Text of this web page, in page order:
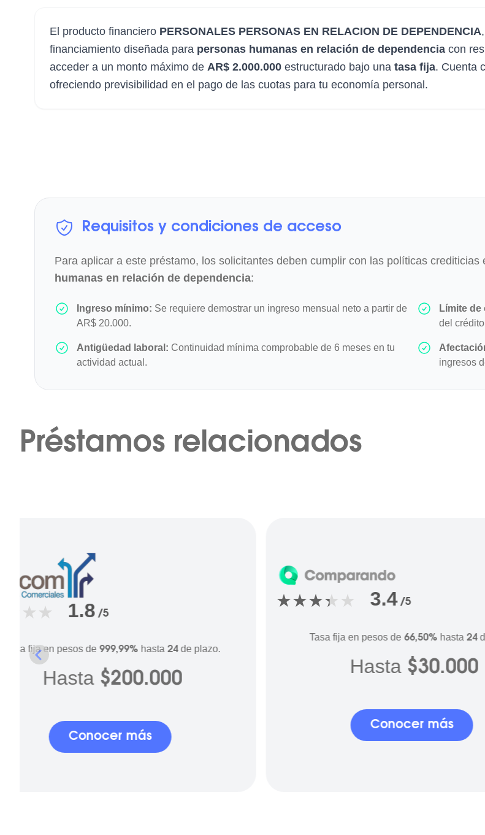
El producto financiero PERSONALES PERSONAS EN RELACION DE DEPENDENCIA
financiamiento diseñada para personas humanas en relación de dependencia con
acceder a un monto máximo de AR$ 2.000.000 estructurado bajo una tasa fija. Cuenta
ofreciendo previsibilidad en el pago de las cuotas para tu economía personal.
Requisitos y condiciones de acceso
Para aplicar a este préstamo, los solicitantes deben cumplir con las políticas
humanas en relación de dependencia:
Ingreso mínimo: Se requiere demostrar un ingreso mensual neto a partir de
AR$ 20.000.
Antigüedad laboral: Continuidad mínima comprobable de 6 meses en tu
actividad actual.
Límite de
del
ingresos
Préstamos relacionados
1.8 /5
Tasa fija en pesos de 999,99% hasta 24de plazo.
Hasta $200.000
Conocer más
3.4 /5
Tasa fija en pesos de 66,50% hasta 24
Hasta $30.000
Conocer más